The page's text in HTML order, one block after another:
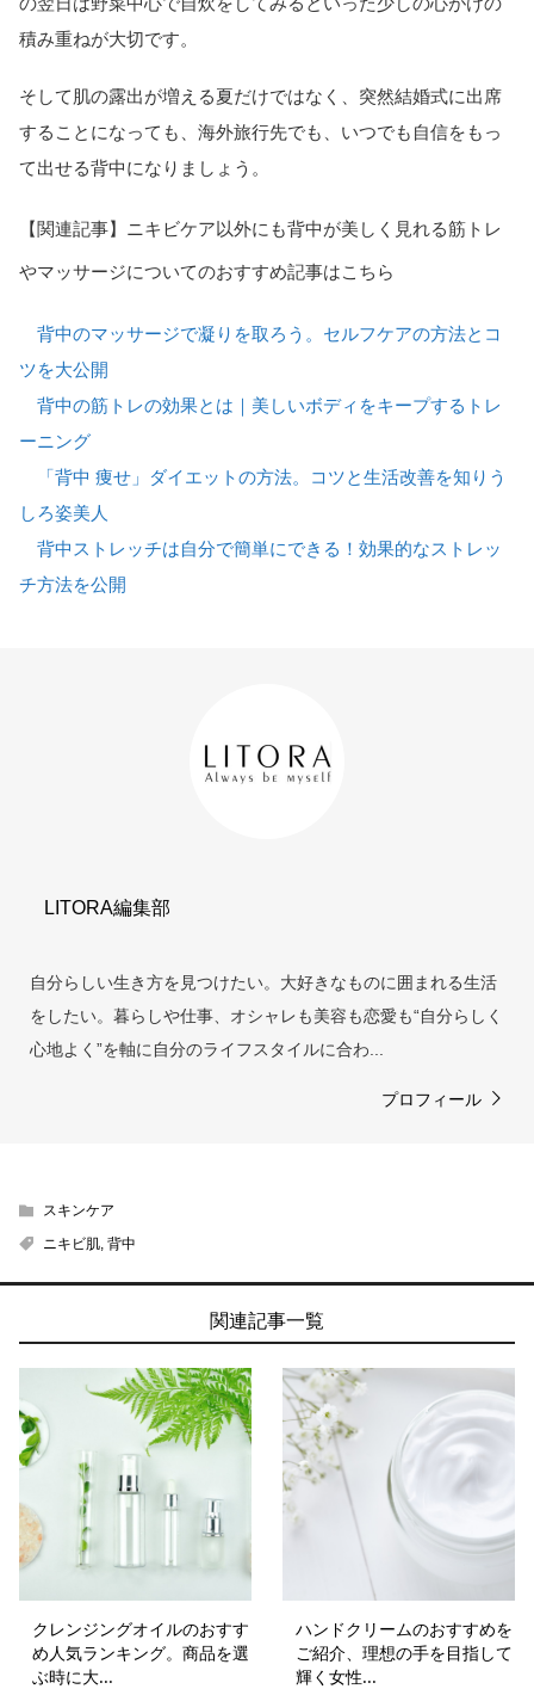
積み重ねが大切です。
そして肌の露出が増える夏だけではなく、突然結婚式に出席
することになっても、海外旅行先でも、いつでも自信をもっ
て出せる背中になりましょう。
【関連記事】ニキビケア以外にも背中が美しく見れる筋トレ
やマッサージについてのおすすめ記事はこちら
背中のマッサージで凝りを取ろう。セルフケアの方法とコ
ツを大公開
背中の筋トレの効果とは｜美しいボディをキープするトレ
ーニング
「背中 痩せ」ダイエットの方法。コツと生活改善を知りう
しろ姿美人
背中ストレッチは自分で簡単にできる！効果的なストレッ
チ方法を公開
LITORA編集部
自分らしい生き方を見つけたい。大好きなものに囲まれる生活
をしたい。暮らしや仕事、オシャレも美容も恋愛も“自分らしく
心地よく”を軸に自分のライフスタイルに合わ...
プロフィール
スキンケア
ニキビ肌, 背中
関連記事一覧
クレンジングオイルのおすす
め人気ランキング。商品を選
ぶ時に大...
ハンドクリームのおすすめを
ご紹介、理想の手を目指して
輝く女性...